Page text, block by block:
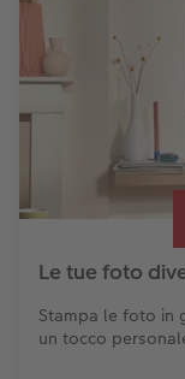
Le tue foto
Stampa le foto in
un tocco